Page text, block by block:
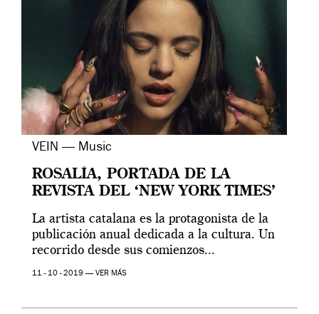
VEIN — Music
ROSALÍA, PORTADA DE LA
REVISTA DEL ‘NEW YORK TIMES’
La artista catalana es la protagonista de la
publicación anual dedicada a la cultura. Un
recorrido desde sus comienzos...
11 - 10 - 2019 — VER MÁS